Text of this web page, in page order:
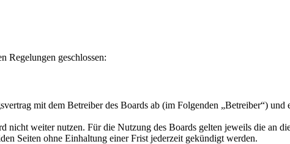
Regelungen geschlossen:
mit dem Betreiber des Boards ab (im Folgenden „Betreiber“)
nicht weiter nutzen. Für die Nutzung des Boards gelten jeweils die an
Seiten ohne Einhaltung einer Frist jederzeit gekündigt werden.